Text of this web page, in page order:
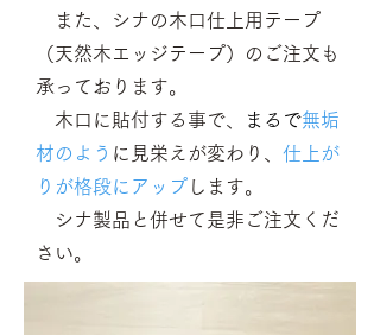
また、シナの木口仕上用テープ
（天然木エッジテープ）のご注文も
承っております。
木口に貼付する事で、
まるで無垢
材のよう に見栄えが変わり、 仕上が
りが格段にアップ します。
シナ製品と併せて是非ご注文くだ
さい。